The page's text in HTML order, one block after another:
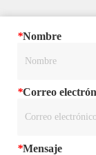
*Nombre
*Correo
*Mensaje